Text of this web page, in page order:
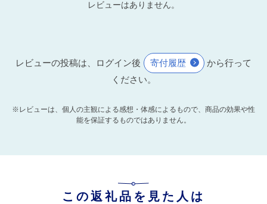
レビューはありません。
レビューの投稿は、ログイン後 寄付履歴
から行って
ください。
※レビューは、個人の主観による感想・体感によるもので、商品の効果や性
能を保証するものではありません。
この返礼品を見た人は